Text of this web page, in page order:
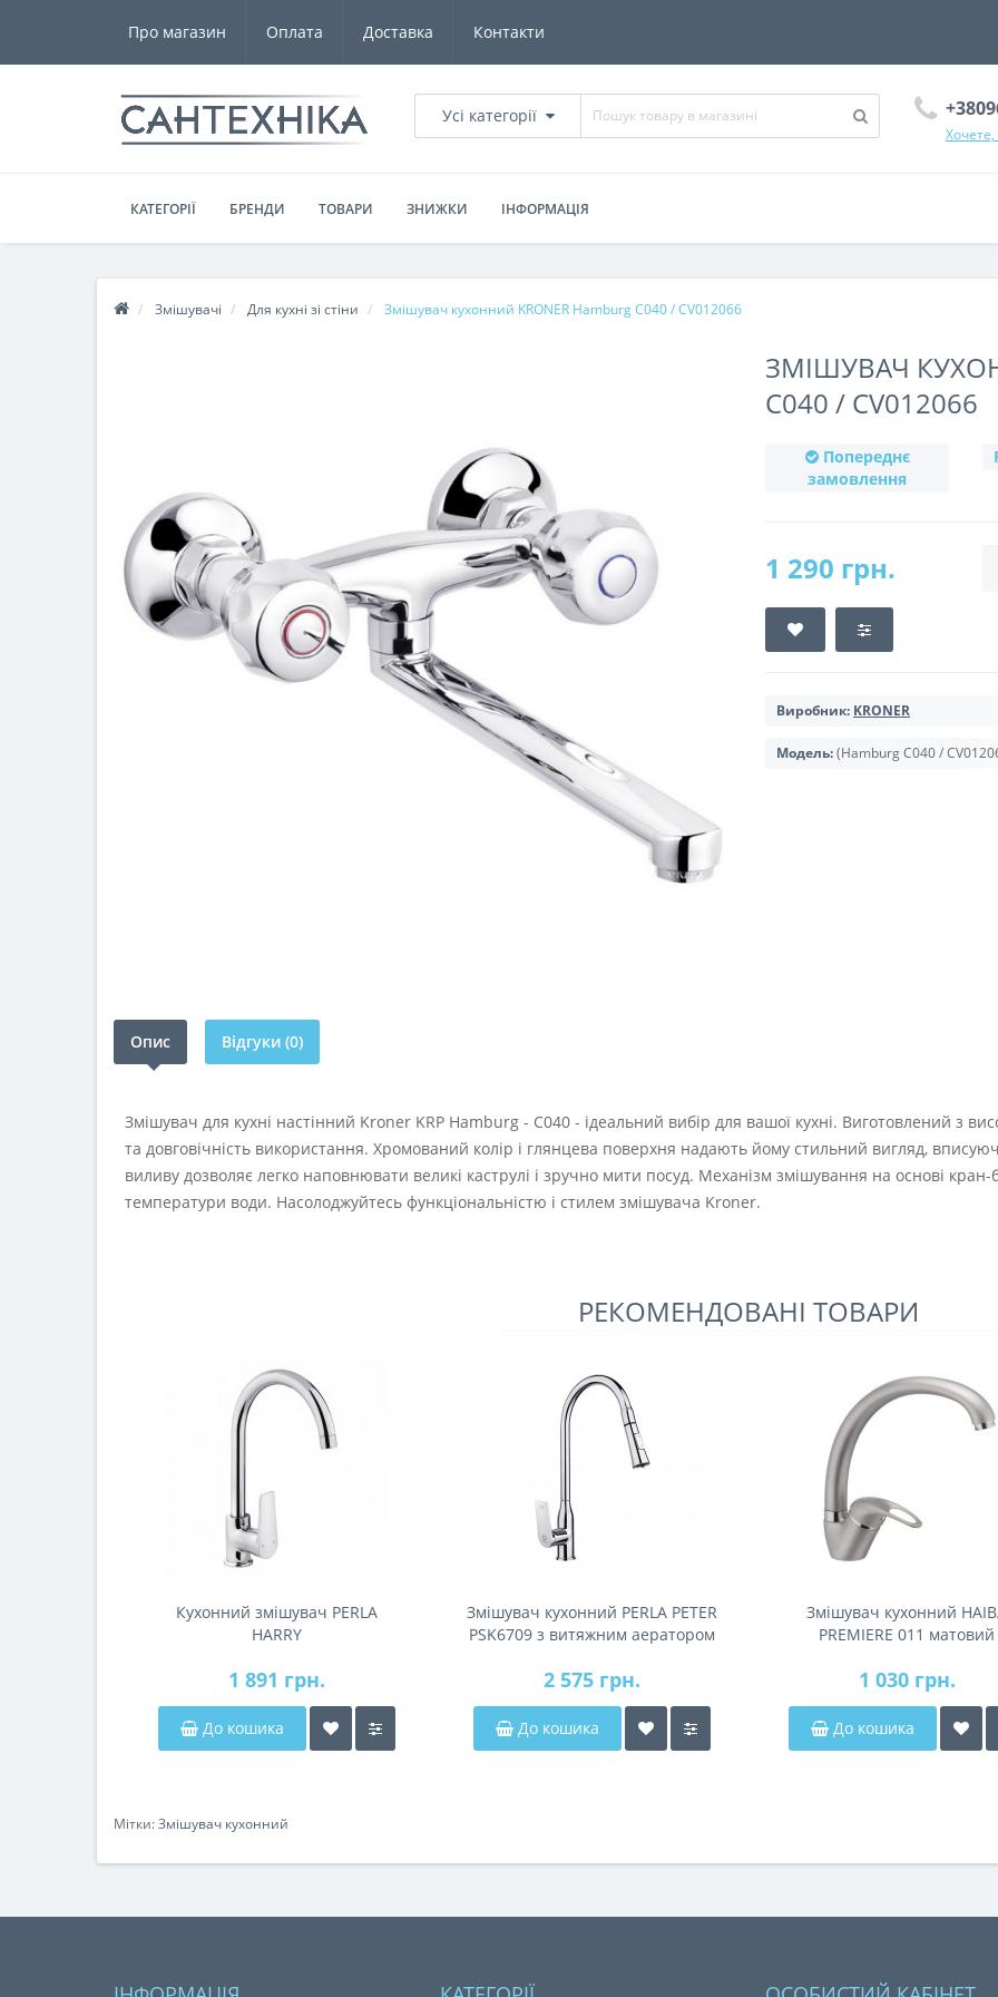
Про магазин Оплата Доставка Контакти
Усі категорії
КАТЕГОРІЇ БРЕНДИ ТОВАРИ ЗНИЖКИ ІНФОРМАЦІЯ
Змішувачі Для кухні зі стіни Змішувач кухонний KRONER Hamburg C040 / CV012066
ЗМІШУВАЧ
C040 / CV012066
Попереднє
замовлення
1 290 грн.
Виробник: KRONER
Модель:(Hamburg C040 /
Опис Відгуки (0)
Змішувач для кухні настінний Kroner KRP Hamburg - C040 - ідеальний вибір для вашої кухні. Виготовлений з
та довговічність використання. Хромований колір і глянцева поверхня надають йому стильний вигляд,
виливу дозволяє легко наповнювати великі каструлі і зручно мити посуд. Механізм змішування на основі
температури води. Насолоджуйтесь функціональністю і стилем змішувача Kroner.
РЕКОМЕНДОВАНІ ТОВАРИ
Кухонний змішувач PERLA
HARRY
1 891 грн.
До кошика
Змішувач кухонний PERLA PETER
PSK6709 з витяжним аератором
2 575 грн.
До кошика
Змішувач кухонний
PREMIERE 011 матовий
1 030 грн.
До кошика
Мітки:Змішувач кухонний